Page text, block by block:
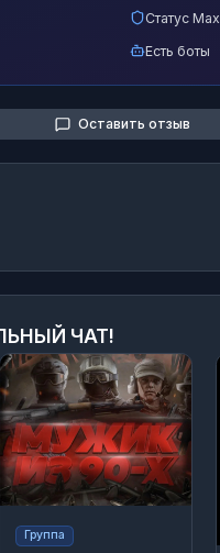
Статус Max
Есть боты
Оставить отзыв
ЧАТ!
Группа